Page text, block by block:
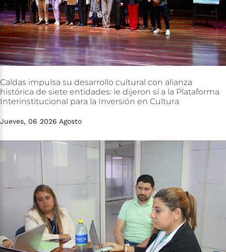
Caldas impulsa su desarrollo cultural con alianza
histórica de siete entidades: le dijeron sí a la Plataforma
Interinstitucional para la Inversión en Cultura
Jueves, 06 2026 Agosto